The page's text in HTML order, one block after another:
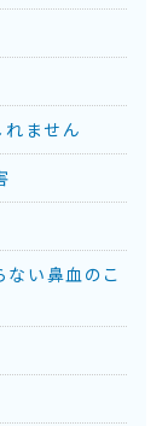
ません
い鼻血のこ